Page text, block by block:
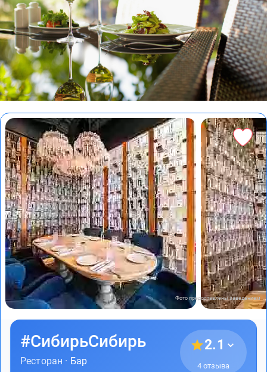
Фото предоставлены заведением
#СибирьСибирь
Ресторан · Бар
2.1
4 отзыва